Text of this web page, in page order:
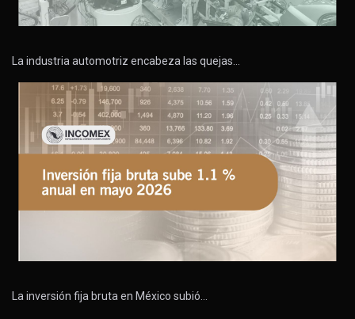
La industria automotriz encabeza las quejas…
La inversión fija bruta en México subió…